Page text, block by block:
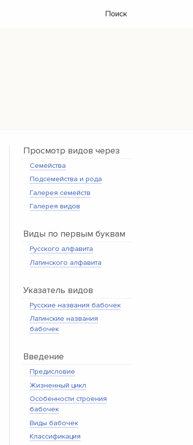
Поиск
Просмотр видов через
Семейства
Подсемейства и рода
Галерея семейств
Галерея видов
Виды по первым буквам
Русского алфавита
Латинского алфавита
Указатель видов
Русские названия бабочек
Латинские названия
бабочек
Введение
Предисловие
Жизненный цикл
Особенности строения
бабочек
Виды бабочек
Классификация